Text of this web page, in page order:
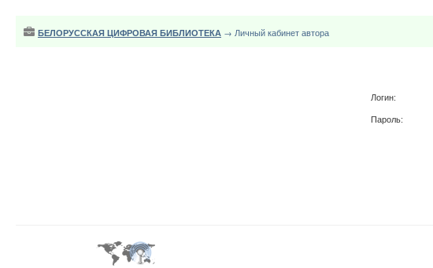
БЕЛОРУССКАЯ ЦИФРОВАЯ БИБЛИОТЕКА → Личный кабинет автора
Логин:
Пароль: